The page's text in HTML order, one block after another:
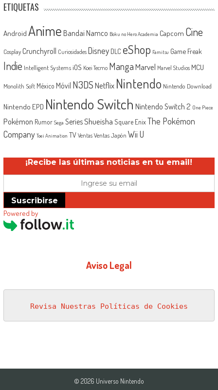
ETIQUETAS
Android Anime Bandai Namco Boku no Hero Academia Capcom Cine
Cosplay Crunchyroll Curiosidades Disney DLC eShop Famitsu Game Freak
Indie Intelligent Systems iOS Koei Tecmo MangaMarvel Marvel Studios MCU
Monolith Soft México Móvil N3DSNetflix Nintendo Nintendo Download
Nintendo EPD Nintendo Switch Nintendo Switch 2 One Piece
Pokémon Rumor Sega SeriesShueisha Square EnixThe Pokémon
Company Toei Animation TV Ventas Ventas Japón Wii U
¡Recibe las últimas noticias en tu email!
Suscribirse
Powered by
Aviso Legal
Revisa Nuestras Políticas de Cookies
© 2026 Universo Nintendo